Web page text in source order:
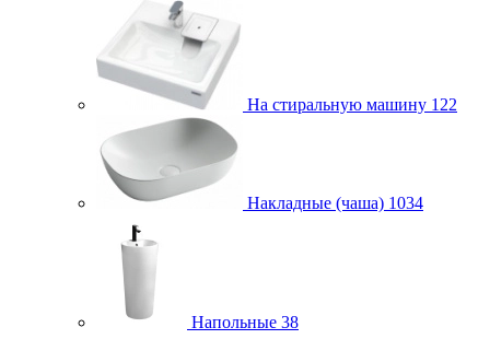
На стиральную машину 122
Накладные (чаша) 1034
Напольные 38